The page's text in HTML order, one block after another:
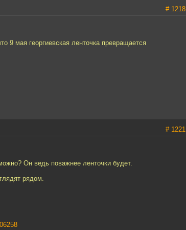
# 1218
9 мая георгиевская ленточка превращается
# 1221
Он ведь поважнее ленточки будет.
рядом.